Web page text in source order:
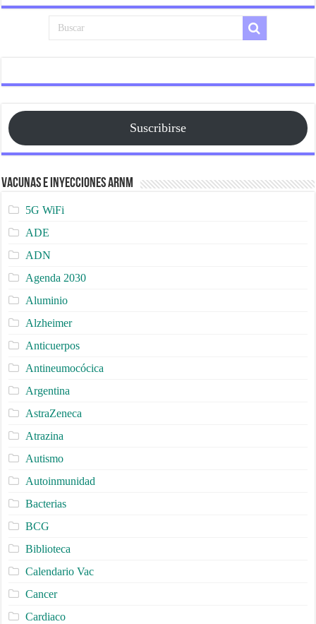
Suscribirse
Vacunas e Inyecciones ARNm
5G WiFi
ADE
ADN
Agenda 2030
Aluminio
Alzheimer
Anticuerpos
Antineumocócica
Argentina
AstraZeneca
Atrazina
Autismo
Autoinmunidad
Bacterias
BCG
Biblioteca
Calendario Vac
Cancer
Cardiaco